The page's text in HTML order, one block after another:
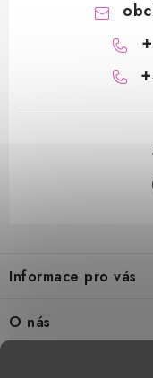
p
a
t
Informace pro vás
Tabulka velikostí
O nás